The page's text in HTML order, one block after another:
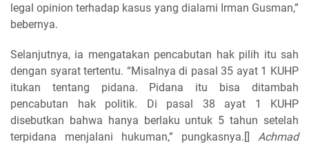
legal opinion terhadap kasus yang dialami Irman Gusman,”
bebernya.
Selanjutnya, ia mengatakan pencabutan hak pilih itu sah
dengan syarat tertentu. “Misalnya di pasal 35 ayat 1 KUHP
itukan tentang pidana. Pidana itu bisa ditambah
pencabutan hak politik. Di pasal 38 ayat 1 KUHP
disebutkan bahwa hanya berlaku untuk 5 tahun setelah
terpidana menjalani hukuman,” pungkasnya.[] Achmad